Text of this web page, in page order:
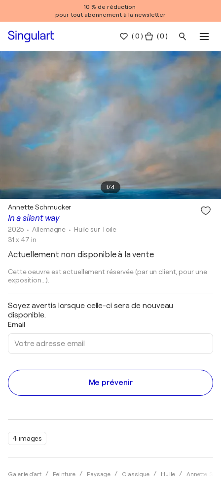
10 % de réduction
pour tout abonnement à la newsletter
(0 ) ( 0 )
1/4
4 images
Galerie d'art Peinture Paysage Classique Huile Annette
In a silent way
Annette Schmucker
2025 • Allemagne • Huile sur Toile
31 x 47 in
Actuellement non disponible à la vente
Cette oeuvre est actuellement réservée (par un client, pour une
exposition...).
Soyez avertis lorsque celle-ci sera de nouveau
disponible.
Email
Me prévenir